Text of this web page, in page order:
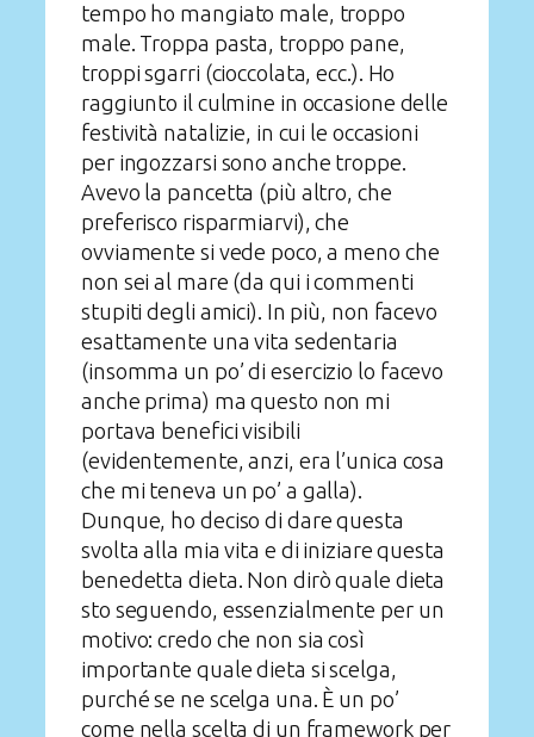
tempo ho mangiato male, troppo
male. Troppa pasta, troppo pane,
troppi sgarri (cioccolata, ecc.). Ho
raggiunto il culmine in occasione delle
festività natalizie, in cui le occasioni
per ingozzarsi sono anche troppe.
Avevo la pancetta (più altro, che
preferisco risparmiarvi), che
ovviamente si vede poco, a meno che
non sei al mare (da qui i commenti
stupiti degli amici). In più, non facevo
esattamente una vita sedentaria
(insomma un po’ di esercizio lo facevo
anche prima) ma questo non mi
portava benefici visibili
(evidentemente, anzi, era l’unica cosa
che mi teneva un po’ a galla).
Dunque, ho deciso di dare questa
svolta alla mia vita e di iniziare questa
benedetta dieta. Non dirò quale dieta
sto seguendo, essenzialmente per un
motivo: credo che non sia così
importante quale dieta si scelga,
purché se ne scelga una. È un po’
come nella scelta di un framework per